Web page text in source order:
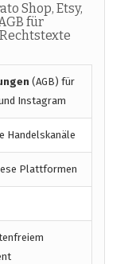
Shop, Etsy,
für
(AGB) für
Instagram
Handelskanäle
Plattformen